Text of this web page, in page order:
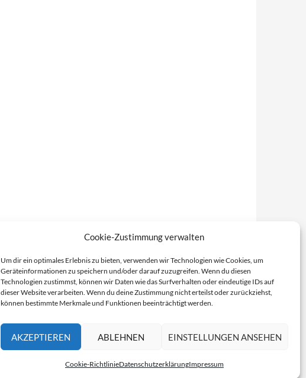
Cookie-Zustimmung verwalten
Um dir ein optimales Erlebnis zu bieten, verwenden wir Technologien wie Cookies, um
Geräteinformationen zu speichern und/oder darauf zuzugreifen. Wenn du diesen
Technologien zustimmst, können wir Daten wie das Surfverhalten oder eindeutige IDs auf
dieser Website verarbeiten. Wenn du deine Zustimmung nicht erteilst oder zurückziehst,
können bestimmte Merkmale und Funktionen beeinträchtigt werden.
AKZEPTIEREN ABLEHNEN EINSTELLUNGEN ANSEHEN
Cookie-RichtlinieDatenschutzerklärungImpressum